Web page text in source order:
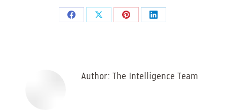
Share
Share
Share
Share
Author: The Intelligence Team